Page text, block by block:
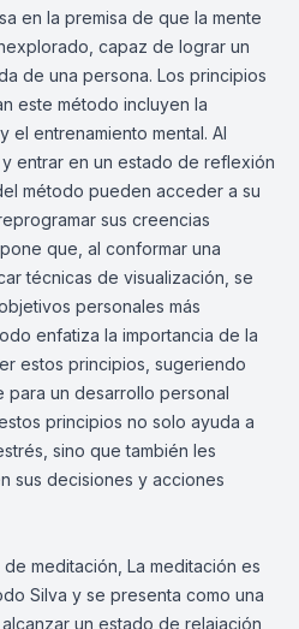
en la premisa de que la mente
capaz de lograr un
de una persona. Los principios
este método incluyen la
el entrenamiento mental. Al
entrar en un estado de reflexión
método pueden acceder a su
sus creencias
que, al conformar una
técnicas de visualización, se
personales más
enfatiza la importancia de la
estos principios, sugeriendo
para un desarrollo personal
principios no solo ayuda a
sino que también les
sus decisiones y acciones
meditación, La meditación es
Silva y se presenta como una
un estado de relajación